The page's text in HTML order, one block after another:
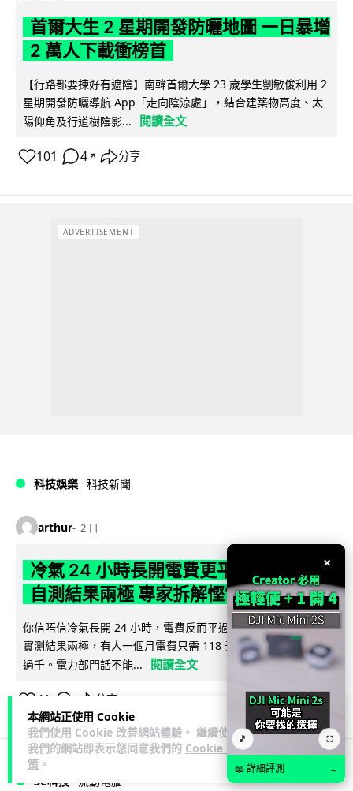
本網站正使用 Cookie
我們使用 Cookie 改善網站體驗。 繼續使用
我們的網站即表示您同意我們的 Cookie 政
策 。
首爾大生 2 星期開發防曬地圖 一日暴增
2 萬人下載衝榜首
【行路都要揀好有遮陰】南韓首爾大學 23 歲學生劉敏俊利用 2
星期開發防曬導航 App「走向陰涼處」，結合建築物高度、太
陽仰角及行道樹陰影...
閱讀全文
101 4 ↗ 分享
ADVERTISEMENT
科技娛樂 科技新聞
arthur 2 日
冷氣 24 小時長開電費更平？內地網民
自測結果兩極 專家拆解慳電邏輯
你信唔信冷氣長開 24 小時，電費反而平過開開關關？內地網民
實測結果兩極，有人一個月電費只需 118 元人民幣，有人飆到
過千。電力部門話不能...
閱讀全文
41 分享
3C科技 流動電腦
×
🎵 ⛶
📖 詳細評測 →